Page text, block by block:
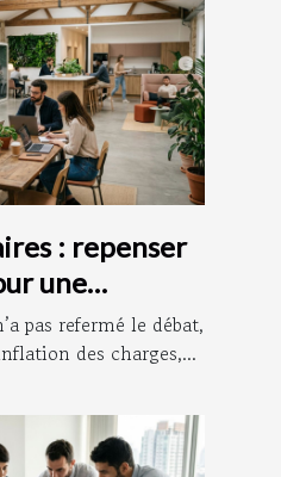
: repenser
une
pas refermé le débat,
des charges,...